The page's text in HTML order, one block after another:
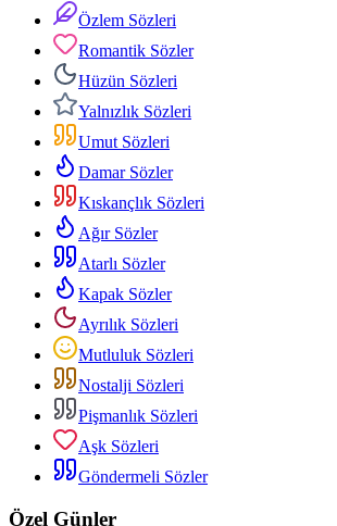
Özlem Sözleri
Romantik Sözler
Hüzün Sözleri
Yalnızlık Sözleri
Umut Sözleri
Damar Sözler
Kıskançlık Sözleri
Ağır Sözler
Atarlı Sözler
Kapak Sözler
Ayrılık Sözleri
Mutluluk Sözleri
Nostalji Sözleri
Pişmanlık Sözleri
Aşk Sözleri
Göndermeli Sözler
Özel Günler